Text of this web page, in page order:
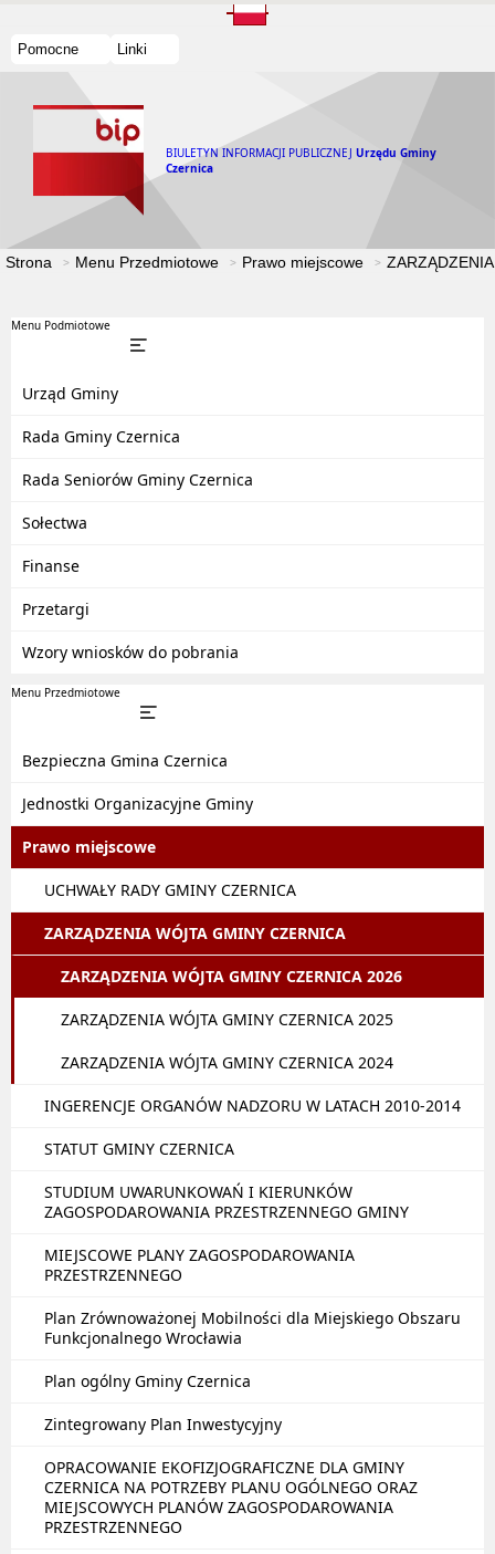
Pomocne Linki
BIULETYN INFORMACJI PUBLICZNEJ Urzędu Gminy
Czernica
Strona Menu Przedmiotowe Prawo miejscowe
Menu Podmiotowe
Urząd Gminy
Rada Gminy Czernica
Rada Seniorów Gminy Czernica
Sołectwa
Finanse
Przetargi
Wzory wniosków do pobrania
Menu Przedmiotowe
Bezpieczna Gmina Czernica
Jednostki Organizacyjne Gminy
Prawo miejscowe
UCHWAŁY RADY GMINY CZERNICA
ZARZĄDZENIA WÓJTA GMINY CZERNICA
ZARZĄDZENIA WÓJTA GMINY CZERNICA 2026
ZARZĄDZENIA WÓJTA GMINY CZERNICA 2025
ZARZĄDZENIA WÓJTA GMINY CZERNICA 2024
INGERENCJE ORGANÓW NADZORU W LATACH 2010-2014
STATUT GMINY CZERNICA
STUDIUM UWARUNKOWAŃ I KIERUNKÓW
ZAGOSPODAROWANIA PRZESTRZENNEGO GMINY
MIEJSCOWE PLANY ZAGOSPODAROWANIA
PRZESTRZENNEGO
Plan Zrównoważonej Mobilności dla Miejskiego Obszaru
Funkcjonalnego Wrocławia
Plan ogólny Gminy Czernica
Zintegrowany Plan Inwestycyjny
OPRACOWANIE EKOFIZJOGRAFICZNE DLA GMINY
CZERNICA NA POTRZEBY PLANU OGÓLNEGO ORAZ
MIEJSCOWYCH PLANÓW ZAGOSPODAROWANIA
PRZESTRZENNEGO